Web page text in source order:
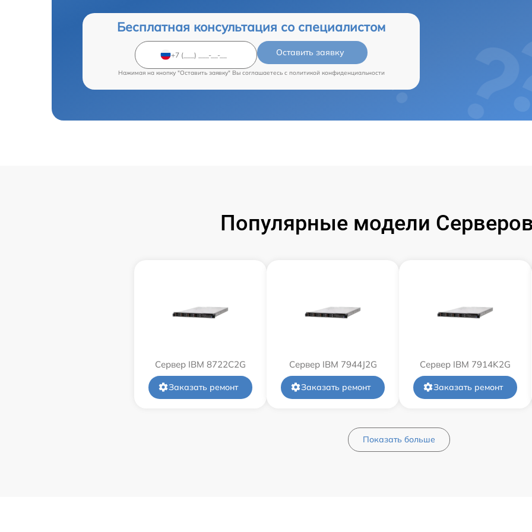
Бесплатная консультация со специалистом
Оставить заявку
Нажимая на кнопку "Оставить заявку" Вы соглашаетесь c политикой конфиденциальности
Популярные модели
Сервер IBM 8722C2G
Заказать ремонт
Сервер IBM 7944J2G
Заказать ремонт
Сервер IBM 7914K2G
Заказать ремонт
Показать больше